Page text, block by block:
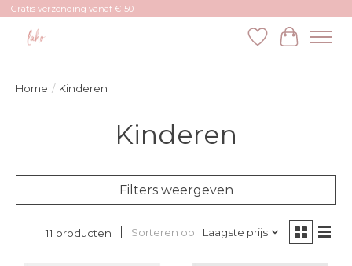
Gratis verzending vanaf €150
Verlanglijst
Home / Kinderen
Kinderen
Filters weergeven
11 producten Sorteren op Laagste prijs